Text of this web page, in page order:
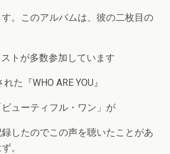
。このアルバムは、彼の二枚目の
トが多数参加しています
た『WHO ARE YOU』
ューティフル・ワン」が
したのでこの声を聴いたことがあ
。